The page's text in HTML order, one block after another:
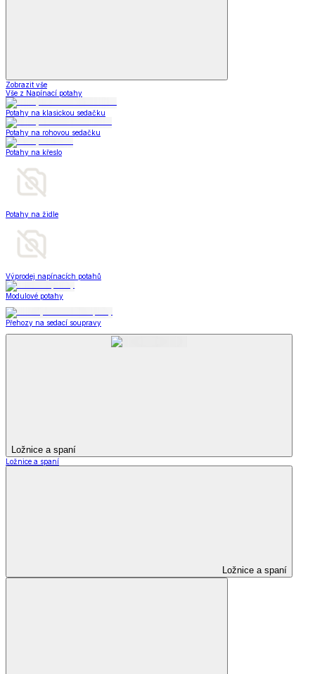
Zobrazit vše
Vše z Napínací potahy
Potahy na klasickou sedačku
Potahy na rohovou sedačku
Potahy na křeslo
Potahy na židle
Výprodej napínacích potahů
Modulové potahy
Přehozy na sedací soupravy
Ložnice a spaní
Ložnice a spaní
Ložnice a spaní